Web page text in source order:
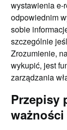
wystawienia e-
odpowiednim
sobie
szczególnie
Zrozumienie,
wykupić, jest
zarządzania
Przepisy